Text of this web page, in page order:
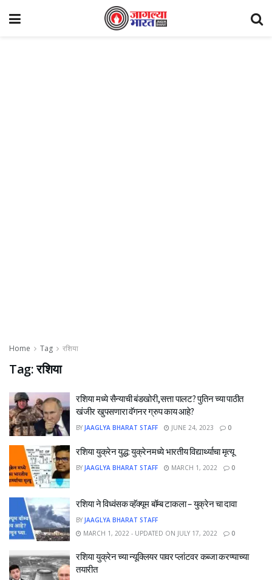
Home Tag रशिया
Tag:रशिया
रशिया मध्ये सैन्याची बंडखोरी,सत्ता पालट? पुतिन च्या पाठीत
खंजीर खुपसणारा वॅगनर ग्रुप काय आहे?
BY JAAGLYA BHARAT STAFF JUNE 24, 2023 0
रशिया युक्रेन युद्ध: युक्रेनमध्ये भारतीय विद्यार्थ्याचा मृत्यू
BY JAAGLYA BHARAT STAFF MARCH 1, 2022 0
रशिया ने विध्वंसक व्हॅक्यूम बॉम्ब टाकला – युक्रेन चा दावा
BY JAAGLYA BHARAT STAFF
MARCH 1, 2022 - UPDATED ON JULY 17, 2022
0
रशिया युक्रेन च्या न्यूक्लियर पावर प्लांटवर कब्जा करण्याच्या
तयारीत